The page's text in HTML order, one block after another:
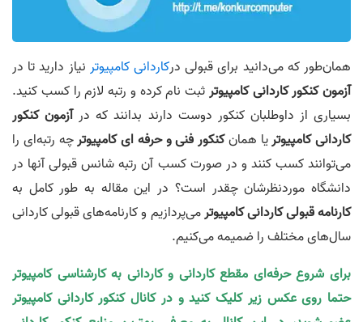
همان‌طور که می‌دانید برای قبولی درکاردانی کامپیوتر نیاز دارید تا در
آزمون کنکور کاردانی کامپیوترثبت نام کرده و رتبه لازم را کسب کنید.
بسیاری از داوطلبان کنکور دوست دارند بدانند که درآزمون کنکور
کاردانی کامپیوتریا همانکنکور فنی و حرفه ای کامپیوترچه رتبه‌ای را
می‌توانند کسب کنند و در صورت کسب آن رتبه شانس قبولی آنها در
دانشگاه‌ موردنظرشان چقدر است؟ در این مقاله به طور کامل به
کارنامه قبولی کاردانی کامپیوترمی‌پردازیم و کارنامه‌های قبولی کاردانی
سال‌های مختلف را ضمیمه می‌کنیم.
برای شروع حرفه‌ای مقطع کاردانی و کاردانی به کارشناسی کامپیوتر
حتما روی عکس زیر کلیک کنید و در کانال کنکور کاردانی کامپیوتر